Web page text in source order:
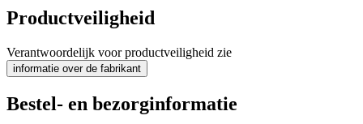
Productveiligheid
Verantwoordelijk voor productveiligheid zie
informatie over de fabrikant
Bestel- en bezorginformatie